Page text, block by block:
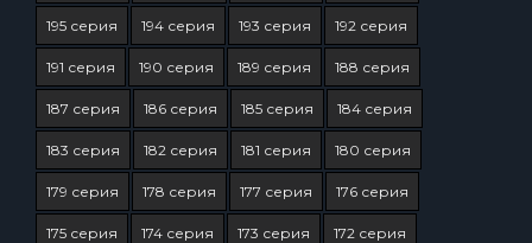
195 серия 194 серия 193 серия 192 серия
191 серия 190 серия 189 серия 188 серия
187 серия 186 серия 185 серия 184 серия
183 серия 182 серия 181 серия 180 серия
179 серия 178 серия 177 серия 176 серия
175 серия 174 серия 173 серия 172 серия